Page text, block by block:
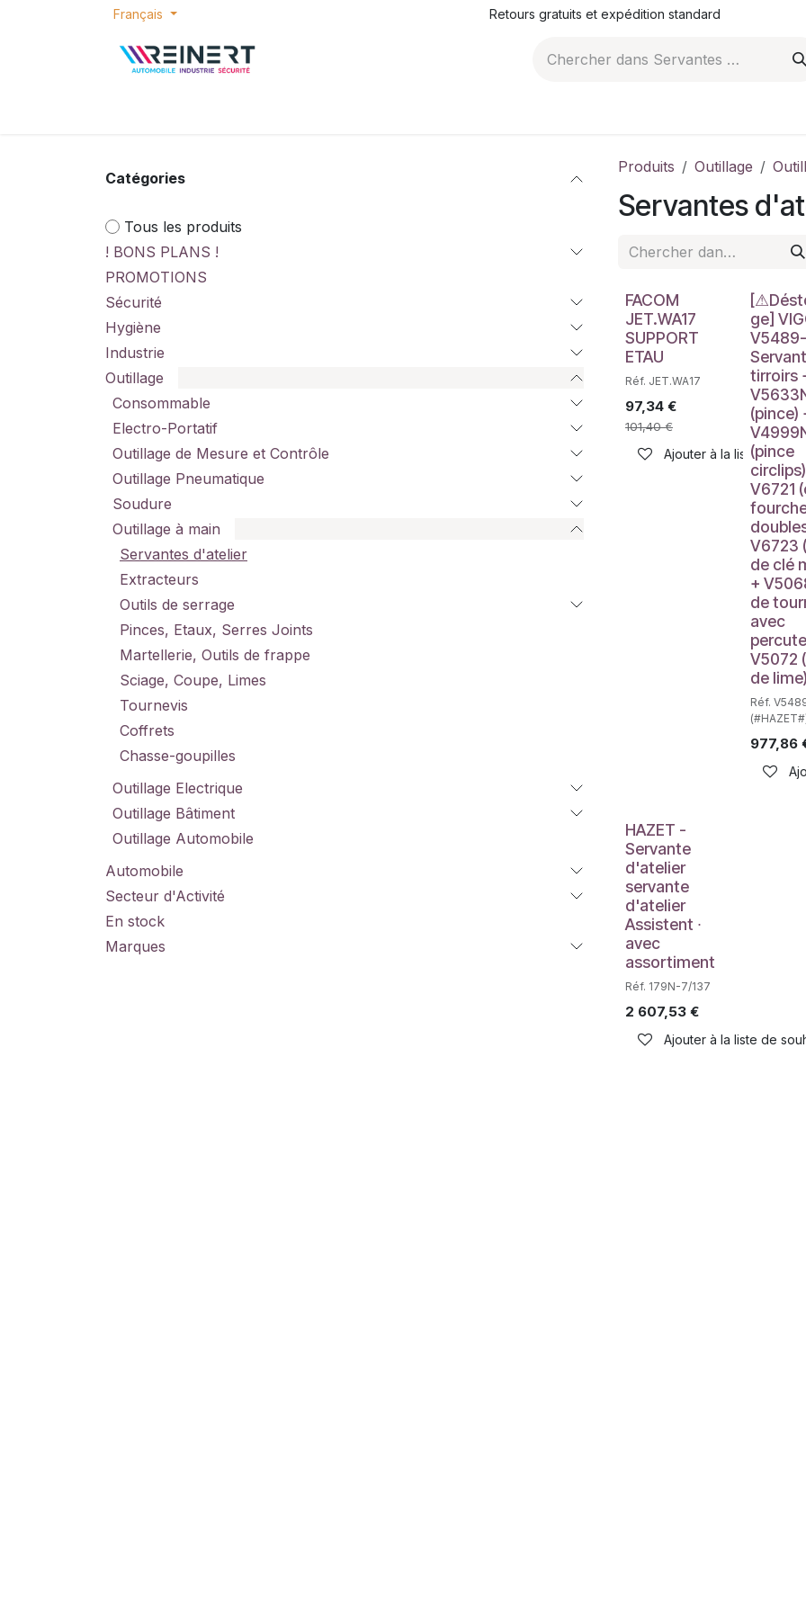
Se rendre au contenu
Français Retours gratuits et expédition standard
Catégories
Tous les produits
! BONS PLANS !
PROMOTIONS
Sécurité
Hygiène
Industrie
Outillage
Consommable
Electro-Portatif
Outillage de Mesure et Contrôle
Outillage Pneumatique
Soudure
Outillage à main
Servantes d'atelier
Extracteurs
Outils de serrage
Pinces, Etaux, Serres Joints
Martellerie, Outils de frappe
Sciage, Coupe, Limes
Tournevis
Coffrets
Chasse-goupilles
Outillage Electrique
Outillage Bâtiment
Outillage Automobile
Automobile
Secteur d'Activité
En stock
Marques
Produits Outillage
Servantes
FACOM
JET.WA17
SUPPORT
ETAU
Réf. JET.WA17
97,34 €
101,40€
Ajouter à la liste de
Déstockage
ge]
tirroirs
(pince)
(pince
V6721
V6723
de clé
+
de
avec
V5072
de
Réf.
977,86
Déstockage
HAZET -
Servante
d'atelier
servante
d'atelier
Assistent ∙
avec
assortiment
Réf. 179N-7/137
2 607,53 €
Ajouter à la liste de